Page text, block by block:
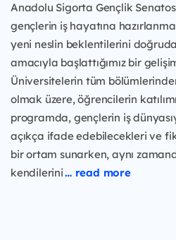
Anadolu Sigorta Gençlik
gençlerin iş hayatına
yeni neslin beklentilerini
amacıyla başlattığımız bir
Üniversitelerin tüm
olmak üzere, öğrencilerin
programda, gençlerin iş
açıkça ifade edebilecekleri ve
bir ortam sunarken, aynı
kendilerini… read more